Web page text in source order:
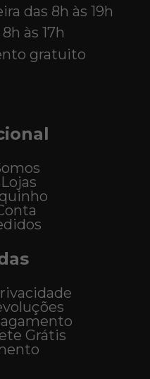
das 8h às 19h
às 17h
gratuito
Grátis